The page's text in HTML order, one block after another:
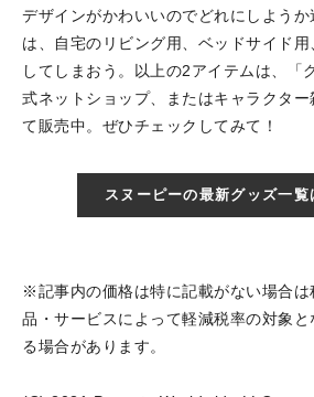
デザインがかわいいのでどれにしよう
は、自宅のリビング用、ベッドサイド
してしまおう。以上の2アイテムは、「
式ネットショップ、またはキャラクタ
て販売中。ぜひチェックしてみて！
スヌーピーの最新グッズ一覧
※記事内の価格は特に記載がない場合は
品・サービスによって軽減税率の対象
る場合があります。